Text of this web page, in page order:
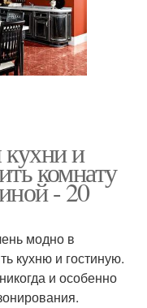
и
комнату
- 20
модно в
кухню и гостиную.
и особенно